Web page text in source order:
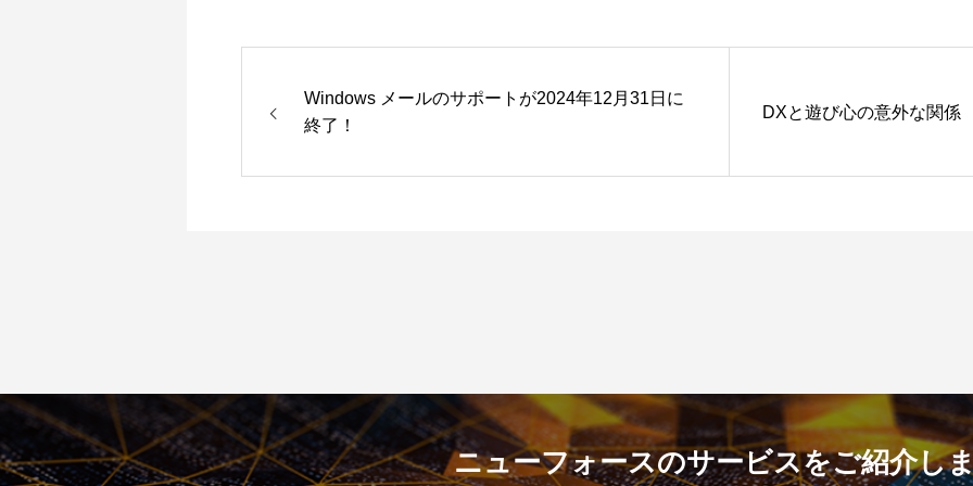
Windows メールのサポートが2024年12月31日に
終了！
DXと遊び心の意外な関係
ニューフォースのサービスをご紹介し